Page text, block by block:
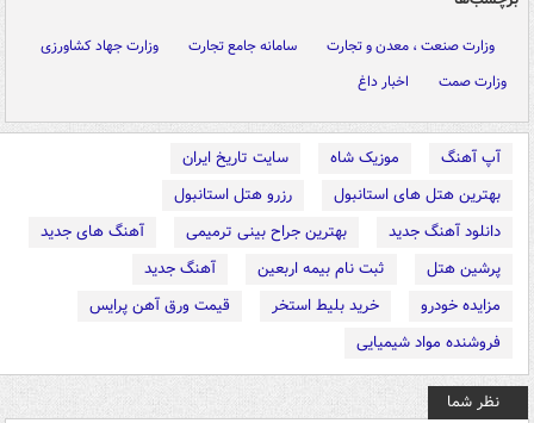
وزارت صنعت ، معدن و تجارت سامانه جامع تجارت
وزارت جهاد کشاورزی
وزارت صمت
اخبار داغ
آپ آهنگ موزیک شاه
سایت تاریخ ایران
بهترین هتل های استانبول
رزرو هتل استانبول
دانلود آهنگ جدید
بهترین جراح بینی ترمیمی
آهنگ های جدید
پرشین هتل
ثبت نام بیمه اربعین
آهنگ جدید
مزایده خودرو
خرید بلیط استخر
قیمت ورق آهن پرایس
فروشنده مواد شیمیایی
نظر شما